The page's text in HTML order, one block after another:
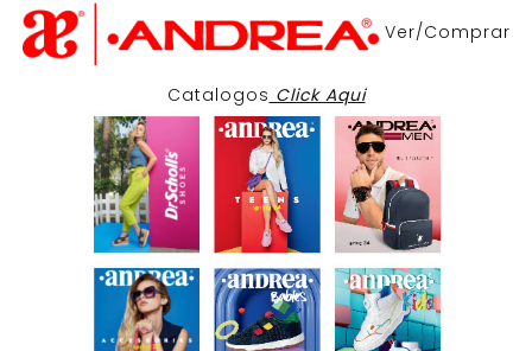
Ver/Comprar
Catalogos Click Aqui